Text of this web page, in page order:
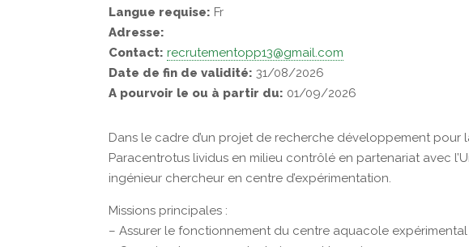
Langue requise: Fr
Adresse:
Contact: recrutementopp13@gmail.com
Date de fin de validité: 31/08/2026
A pourvoir le ou à partir du: 01/09/2026
Dans le cadre d’un projet de recherche développement pour
Paracentrotus lividus en milieu contrôlé en partenariat avec
ingénieur chercheur en centre d’expérimentation.
Missions principales :
– Assurer le fonctionnement du centre aquacole expérimental